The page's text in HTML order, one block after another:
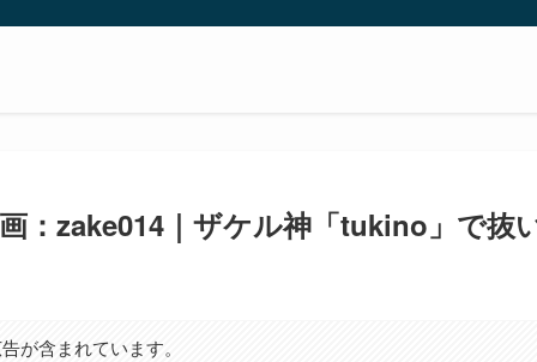
：zake014｜ザケル神「tukino」で抜
が含まれています。